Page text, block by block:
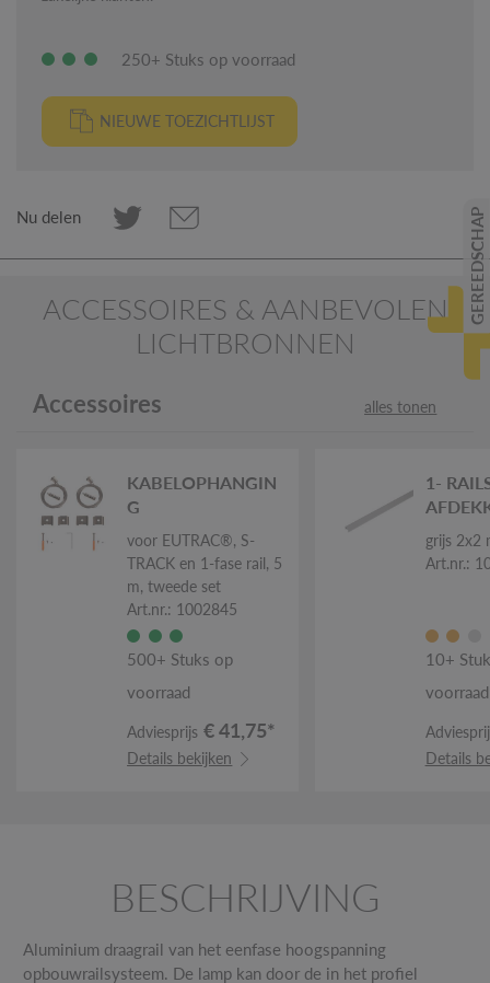
250+ Stuks op voorraad
NIEUWE TOEZICHTLIJST
Nu delen
ACCESSOIRES & AANBEVOLEN
LICHTBRONNEN
Accessoires alles tonen
KABELOPHANGIN
G
voor EUTRAC®, S-
TRACK en 1-fase rail, 5
m, tweede set
Art.nr.: 1002845
500+ Stuks op
voorraad
Adviesprijs € 41,75*
Details bekijken
1-
grijs 2x2
Art.nr.:
10+
voorraad
Details
BESCHRIJVING
Aluminium draagrail van het eenfase hoogspanning
opbouwrailsysteem. De lamp kan door de in het profiel
GEREEDSCHAP